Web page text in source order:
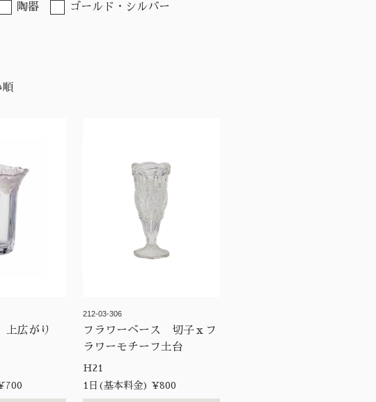
陶器 ゴールド・シルバー
順
上広がり
212-03-306
フラワーベース 切子ｘフ
ラワーモチーフ土台
H21
1日(基本料金) ¥800